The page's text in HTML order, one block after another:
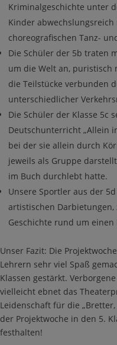
Kriminalgeschichte unter
Kinder
choreografischen Tanz-
Die Schüler der 5b traten
um die Welt an, puristisch
die Teilstücke verbunden
unterschiedlicher
Die Schüler der Klasse 5c
Deutschunterricht „Allein
bei der sie allein durch
jeweils als Gruppe
im Buch durchlebt hatte.
Unsere Sportler aus der
artistischen
Geschichte rund um
Unser Fazit: Die
Lehrern sehr viel Spaß
Klassen gestärkt.
vielleicht ebnet das
Leidenschaft für die
der Projektwoche in den 5.
festhalten!